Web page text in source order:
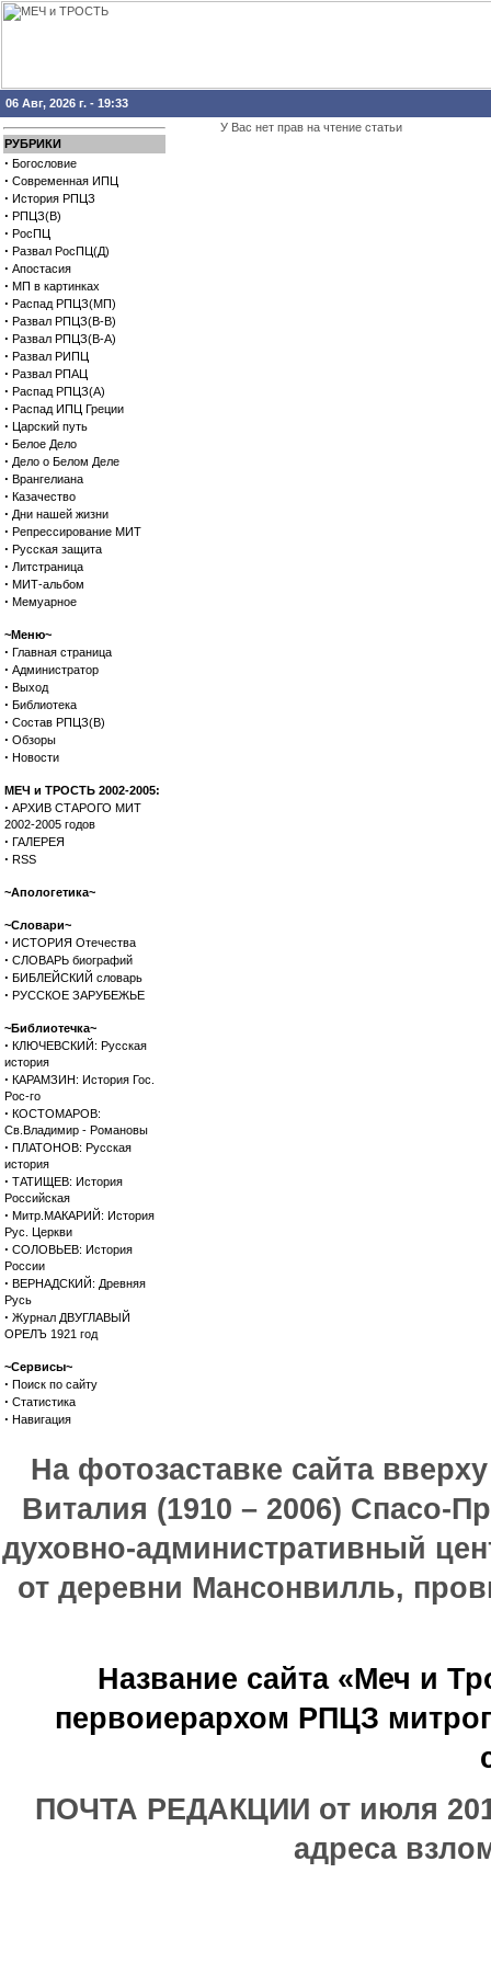
06 Авг, 2026 г. - 19:33
РУБРИКИ
· Богословие
· Современная ИПЦ
· История РПЦЗ
· РПЦЗ(В)
· РосПЦ
· Развал РосПЦ(Д)
· Апостасия
· МП в картинках
· Распад РПЦЗ(МП)
· Развал РПЦЗ(В-В)
· Развал РПЦЗ(В-А)
· Развал РИПЦ
· Развал РПАЦ
· Распад РПЦЗ(А)
· Распад ИПЦ Греции
· Царский путь
· Белое Дело
· Дело о Белом Деле
· Врангелиана
· Казачество
· Дни нашей жизни
· Репрессирование МИТ
· Русская защита
· Литстраница
· МИТ-альбом
· Мемуарное
~Меню~
· Главная страница
· Администратор
· Выход
· Библиотека
· Состав РПЦЗ(В)
· Обзоры
· Новости
МЕЧ и ТРОСТЬ 2002-2005:
· АРХИВ СТАРОГО МИТ
2002-2005 годов
· ГАЛЕРЕЯ
· RSS
~Апологетика~
~Словари~
· ИСТОРИЯ Отечества
· СЛОВАРЬ биографий
· БИБЛЕЙСКИЙ словарь
· РУССКОЕ ЗАРУБЕЖЬЕ
~Библиотечка~
· КЛЮЧЕВСКИЙ: Русская
история
· КАРАМЗИН: История Гос.
Рос-го
· КОСТОМАРОВ:
Св.Владимир - Романовы
· ПЛАТОНОВ: Русская
история
· ТАТИЩЕВ: История
Российская
· Митр.МАКАРИЙ: История
Рус. Церкви
· СОЛОВЬЕВ: История
России
· ВЕРНАДСКИЙ: Древняя
Русь
· Журнал ДВУГЛАВЫЙ
ОРЕЛЪ 1921 год
~Сервисы~
· Поиск по сайту
· Статистика
· Навигация
У Вас нет прав на чтение статьи
На фотозаставке сайта
Виталия (1910 – 2006) Спасо-
духовно-административный
от деревни Мансонвилль,
Название сайта «Меч и
первоиерархом РПЦЗ
ПОЧТА РЕДАКЦИИ от июля
адреса